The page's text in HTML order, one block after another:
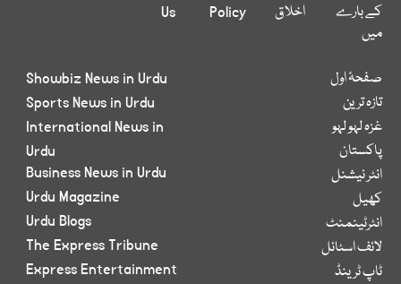
کے بارے
میں
اخلاق Policy
Us
صفحۂ اول
تازہ ترین
غزہ لہو لہو
پاکستان
انٹر نیشنل
کھیل
انٹرٹینمنٹ
لائف اسٹائل
ٹاپ ٹرینڈ
Showbiz News in Urdu
Sports News in Urdu
International News in
Urdu
Business News in Urdu
Urdu Magazine
Urdu Blogs
The Express Tribune
Express Entertainment